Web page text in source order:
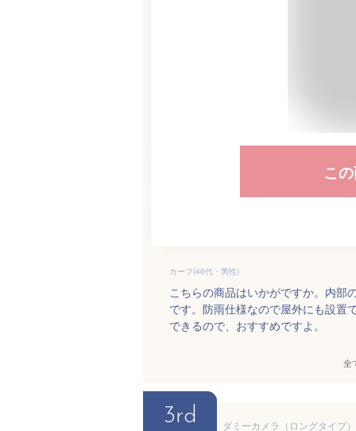
こ
カーフ(40代・男性)
こちらの商品はいかがですか。内部
です。防雨仕様なので屋外にも設置
できるので、おすすめですよ。
全
3rd